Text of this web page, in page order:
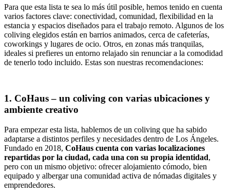
Para que esta lista te sea lo más útil posible, hemos tenido en cuenta
varios factores clave: conectividad, comunidad, flexibilidad en la
estancia y espacios diseñados para el trabajo remoto. Algunos de los
coliving elegidos están en barrios animados, cerca de cafeterías,
coworkings y lugares de ocio. Otros, en zonas más tranquilas,
ideales si prefieres un entorno relajado sin renunciar a la comodidad
de tenerlo todo incluido. Estas son nuestras recomendaciones:
1. CoHaus – un coliving con varias ubicaciones y
ambiente creativo
Para empezar esta lista, hablemos de un coliving que ha sabido
adaptarse a distintos perfiles y necesidades dentro de Los Ángeles.
Fundado en 2018, CoHaus cuenta con varias localizaciones
repartidas por la ciudad, cada una con su propia identidad,
pero con un mismo objetivo: ofrecer alojamiento cómodo, bien
equipado y albergar una comunidad activa de nómadas digitales y
emprendedores.